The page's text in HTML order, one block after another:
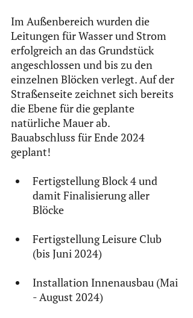
Im Außenbereich wurden die
Leitungen für Wasser und Strom
erfolgreich an das Grundstück
angeschlossen und bis zu den
einzelnen Blöcken verlegt. Auf der
Straßenseite zeichnet sich bereits
die Ebene für die geplante
natürliche Mauer ab.
Bauabschluss für Ende 2024
geplant!
Fertigstellung Block 4 und
damit Finalisierung aller
Blöcke
Fertigstellung Leisure Club
(bis Juni 2024)
Installation Innenausbau (Mai
- August 2024)